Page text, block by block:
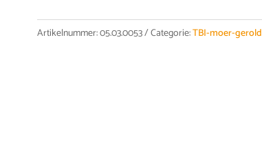
aantal
Artikelnummer:05.03.0053 Categorie:TBI-moer-gerold